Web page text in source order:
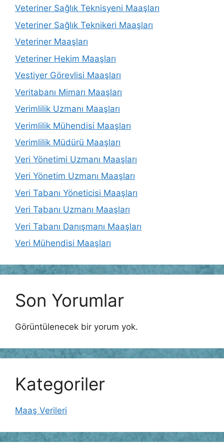
Veteriner Sağlık Teknisyeni Maaşları
Veteriner Sağlık Teknikeri Maaşları
Veteriner Maaşları
Veteriner Hekim Maaşları
Vestiyer Görevlisi Maaşları
Veritabanı Mimarı Maaşları
Verimlilik Uzmanı Maaşları
Verimlilik Mühendisi Maaşları
Verimlilik Müdürü Maaşları
Veri Yönetimi Uzmanı Maaşları
Veri Yönetim Uzmanı Maaşları
Veri Tabanı Yöneticisi Maaşları
Veri Tabanı Uzmanı Maaşları
Veri Tabanı Danışmanı Maaşları
Veri Mühendisi Maaşları
Son Yorumlar
Görüntülenecek bir yorum yok.
Kategoriler
Maaş Verileri